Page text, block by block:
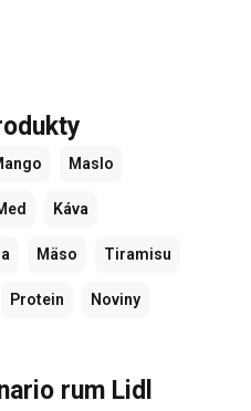
Maslo
Káva
Mäso Tiramisu
Protein Noviny
rum Lidl